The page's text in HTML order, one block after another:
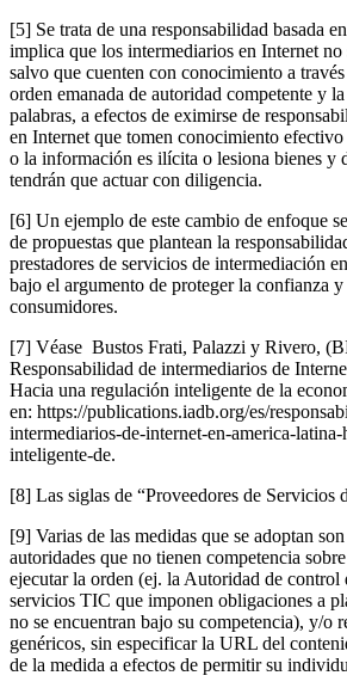
[5] Se trata de una responsabilidad basada
implica que los intermediarios en Internet no
salvo que cuenten con conocimiento a
orden emanada de autoridad competente y
palabras, a efectos de eximirse de
en Internet que tomen conocimiento
o la información es ilícita o lesiona bienes y
tendrán que actuar con diligencia.
[6] Un ejemplo de este cambio de enfoque
de propuestas que plantean la
prestadores de servicios de intermediación
bajo el argumento de proteger la confianza
consumidores.
[7] Véase Bustos Frati, Palazzi y Rivero,
Responsabilidad de intermediarios de
Hacia una regulación inteligente de la
en: https://publications.iadb.org/es/
intermediarios-de-internet-en-america-
inteligente-de.
[8] Las siglas de “Proveedores de Servicios
[9] Varias de las medidas que se adoptan
autoridades que no tienen competencia
ejecutar la orden (ej. la Autoridad de control
servicios TIC que imponen obligaciones a
no se encuentran bajo su competencia), y/o
genéricos, sin especificar la URL del
de la medida a efectos de permitir su